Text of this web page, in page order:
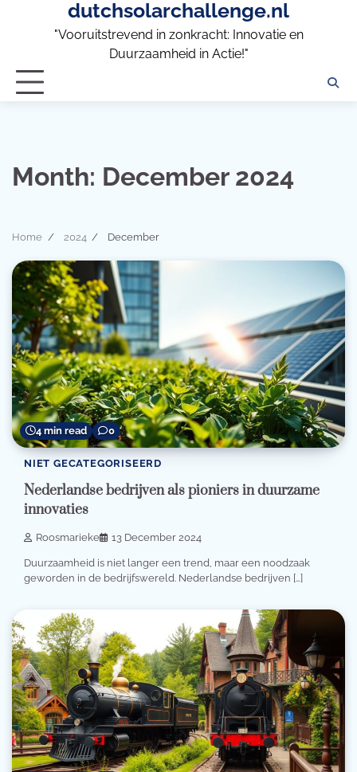
dutchsolarchallenge.nl
"Vooruitstrevend in zonkracht: Innovatie en
Duurzaamheid in Actie!"
Month: December 2024
Home 2024 December
4 min read 0
NIET GECATEGORISEERD
Nederlandse bedrijven als pioniers in duurzame
innovaties
Roosmarieke 13 December 2024
Duurzaamheid is niet langer een trend, maar een noodzaak
geworden in de bedrijfswereld. Nederlandse bedrijven […]